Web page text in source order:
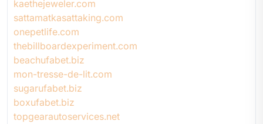
kaethejeweler.com
sattamatkasattaking.com
onepetlife.com
thebillboardexperiment.com
beachufabet.biz
mon-tresse-de-lit.com
sugarufabet.biz
boxufabet.biz
topgearautoservices.net